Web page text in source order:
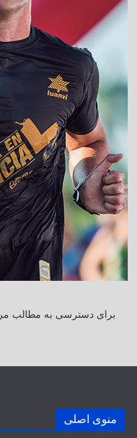
برای دسترسی به مطالب
منوی اصلی